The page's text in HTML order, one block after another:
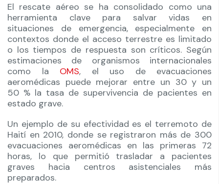
El rescate aéreo se ha consolidado como una
herramienta clave para salvar vidas en
situaciones de emergencia, especialmente en
contextos donde el acceso terrestre es limitado
o los tiempos de respuesta son críticos. Según
estimaciones de organismos internacionales
como la OMS, el uso de evacuaciones
aeromédicas puede mejorar entre un 30 y un
50 % la tasa de supervivencia de pacientes en
estado grave.
Un ejemplo de su efectividad es el terremoto de
Haití en 2010, donde se registraron más de 300
evacuaciones aeromédicas en las primeras 72
horas, lo que permitió trasladar a pacientes
graves hacia centros asistenciales más
preparados.